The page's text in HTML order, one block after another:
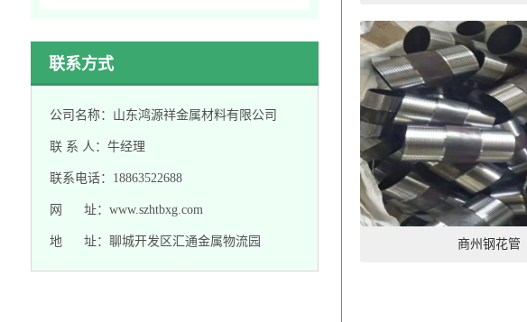
联系方式
公司名称：山东鸿源祥金属材料有限公司
联 系 人：牛经理
联系电话：18863522688
网 址：www.szhtbxg.com
地 址：聊城开发区汇通金属物流园 商州钢花管